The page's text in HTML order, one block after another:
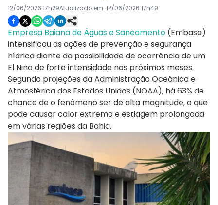
12/06/2026 17h29Atualizado em: 12/06/2026 17h49
Empresa Baiana de Águas e Saneamento (Embasa)
intensificou as ações de prevenção e segurança
hídrica diante da possibilidade de ocorrência de um
El Niño de forte intensidade nos próximos meses.
Segundo projeções da Administração Oceânica e
Atmosférica dos Estados Unidos (NOAA), há 63% de
chance de o fenômeno ser de alta magnitude, o que
pode causar calor extremo e estiagem prolongada
em várias regiões da Bahia.